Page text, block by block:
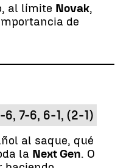
al límite Novak,
de
7-6, 6-1, (2-1)
al saque, qué
la Next Gen. O